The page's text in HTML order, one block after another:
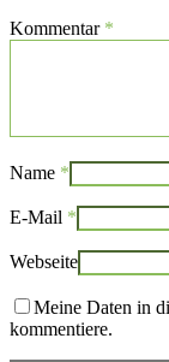
Kommentar *
Name *
E-Mail *
Webseite
Meine Daten in
kommentiere.